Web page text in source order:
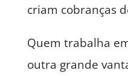
criam cobranças
Quem trabalha
outra grande